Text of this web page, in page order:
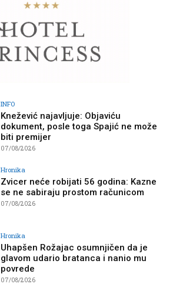
INFO
Knežević najavljuje: Objaviću
dokument, posle toga Spajić ne može
biti premijer
07/08/2026
Hronika
Zvicer neće robijati 56 godina: Kazne
se ne sabiraju prostom računicom
07/08/2026
Hronika
Uhapšen Rožajac osumnjičen da je
glavom udario bratanca i nanio mu
povrede
07/08/2026